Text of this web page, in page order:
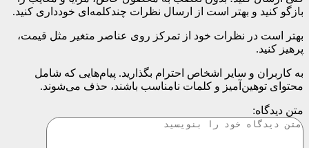
بازگو کنید و بهتر است از ارسال نظرات چندکلمه‌‌ای خودداری کنید.
بهتر است در نظرات خود از تمرکز روی عناصر متغیر مثل قیمت،
پرهیز کنید.
به کاربران و سایر اشخاص احترام بگذارید. پیام‌هایی که شامل
محتوای توهین‌آمیز و کلمات نامناسب باشند، حذف می‌شوند.
متن دیدگاه: